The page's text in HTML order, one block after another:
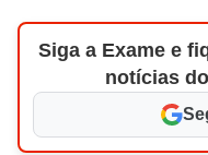
Siga a Exame e
notícias